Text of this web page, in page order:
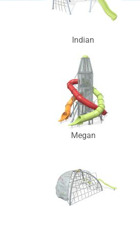
Indian
Megan